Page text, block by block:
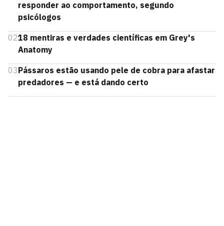
responder ao comportamento, segundo
psicólogos
0218 mentiras e verdades científicas em Grey's
Anatomy
03Pássaros estão usando pele de cobra para afastar
predadores — e está dando certo